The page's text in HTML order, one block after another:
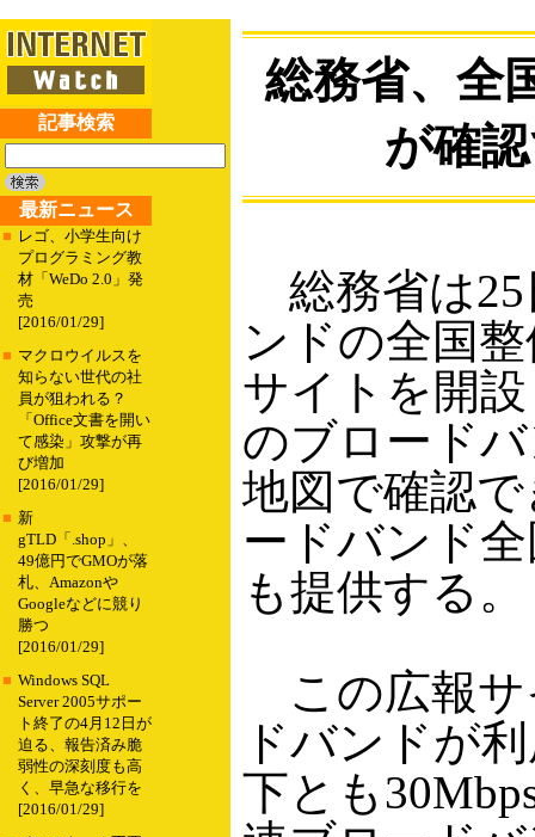
記事検索
最新ニュース
■ レゴ、小学生向け
プログラミング教
材「WeDo 2.0」発
売
[2016/01/29]
■ マクロウイルスを
知らない世代の社
員が狙われる？
「Office文書を開い
て感染」攻撃が再
び増加
[2016/01/29]
■ 新
gTLD「.shop」、
49億円でGMOが落
札、Amazonや
Googleなどに競り
勝つ
[2016/01/29]
■ Windows SQL
Server 2005サポー
ト終了の4月12日が
迫る、報告済み脆
弱性の深刻度も高
く、早急な移行を
[2016/01/29]
総務省、全
が確
総務省は25
ンドの全国
サイトを開
のブロード
地図で確認
ードバンド
も提供する。
この広報サ
ドバンドが
下とも